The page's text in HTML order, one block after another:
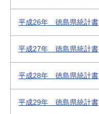
平成26年 徳島県統計書
平成27年 徳島県統計書
平成28年 徳島県統計書
平成29年 徳島県統計書